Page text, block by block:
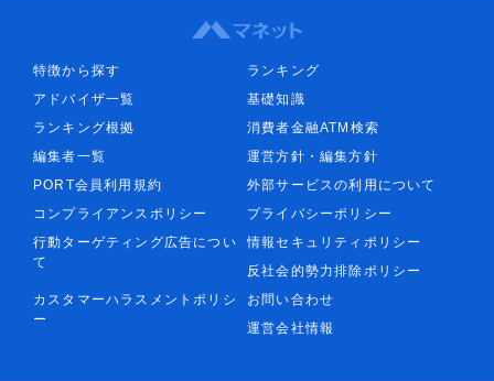
特徴から探す
ランキング
アドバイザ一覧
基礎知識
ランキング根拠
消費者金融ATM検索
編集者一覧
運営方針・編集方針
PORT会員利用規約
外部サービスの利用について
コンプライアンスポリシー
プライバシーポリシー
行動ターゲティング広告につい
て
情報セキュリティポリシー
反社会的勢力排除ポリシー
カスタマーハラスメントポリシ
ー
お問い合わせ
運営会社情報